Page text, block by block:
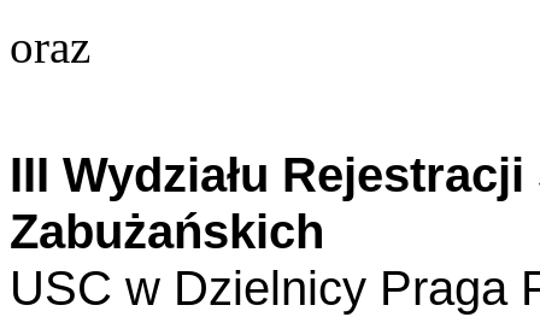
oraz
III Wydziału
Zabużańskich
USC w Dzielnicy Praga